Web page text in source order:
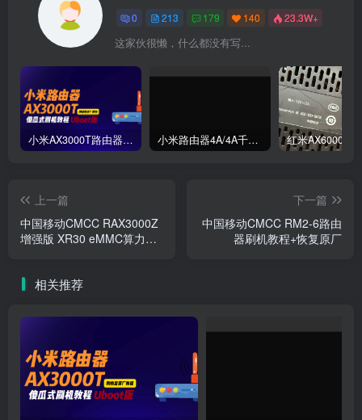
0 213 179 140 23.3W+
这家伙很懒，什么都没有写...
小米AX3000T路由器刷机教程傻瓜式uboot版支持v1v2+恢复原厂系统教程RD03 RD23 小米路由器4A/4A千兆版/R4A/R4AC傻瓜式刷机教程breed版+openwrt分区版支持V1V2+恢复原厂教程
上一篇
中国移动CMCC RAX3000Z
增强版 XR30 eMMC算力版
下一篇
中国移动CMCC RM2-6路由
器刷机教程+恢复原厂
相关推荐